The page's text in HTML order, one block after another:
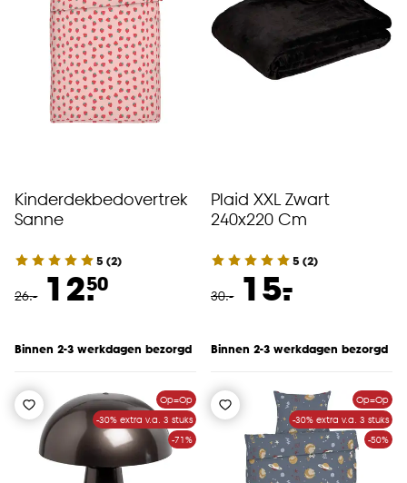
Kinderdekbedovertrek
Sanne
5 (2)
26.- 12.50
Binnen 2-3 werkdagen bezorgd
Plaid XXL Zwart
240x220 Cm
5 (2)
30.- 15.
-
Binnen 2-3 werkdagen bezorgd
Op=Op
-30% extra v.a. 3 stuks
-71%
Op=Op
-30% extra v.a. 3 stuks
-50%